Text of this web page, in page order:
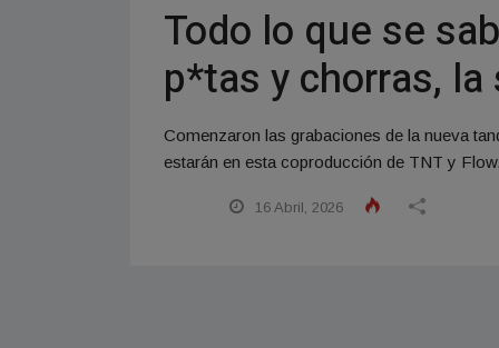
Todo lo que se
p*tas y chorras,
Comenzaron las grabaciones de la nueva
estarán en esta coproducción de TNT y
16 Abril, 2026